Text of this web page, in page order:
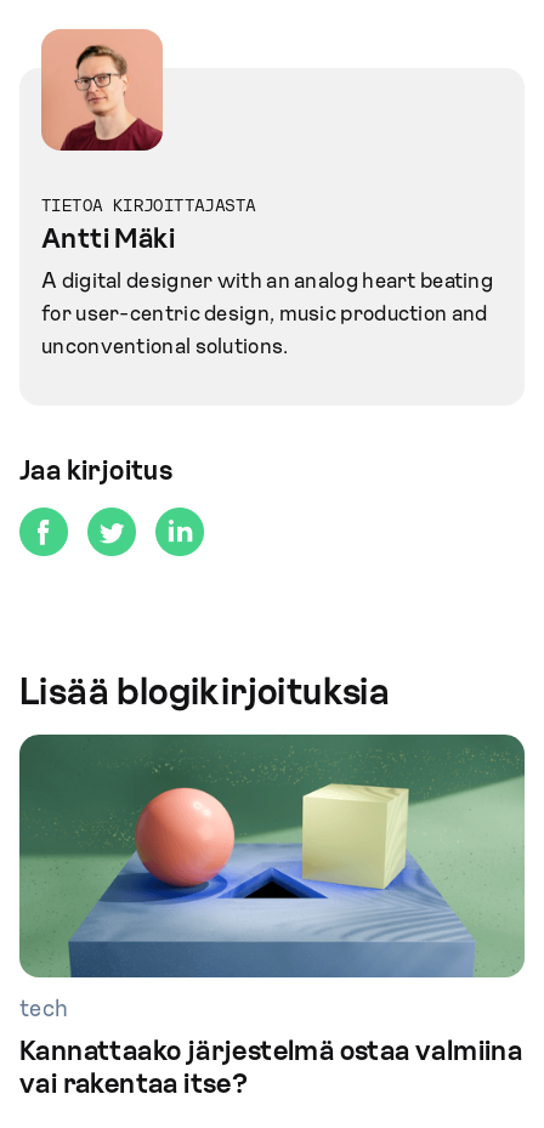
A digital designer with an analog heart beating
for user-centric design, music production and
unconventional solutions.
TIETOA KIRJOITTAJASTA
Antti Mäki
Jaa kirjoitus
Lisää blogikirjoituksia
tech
Kannattaako järjestelmä ostaa valmiina
vai rakentaa itse?